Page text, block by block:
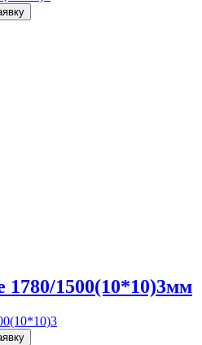
1780/1500(10*10)3мм